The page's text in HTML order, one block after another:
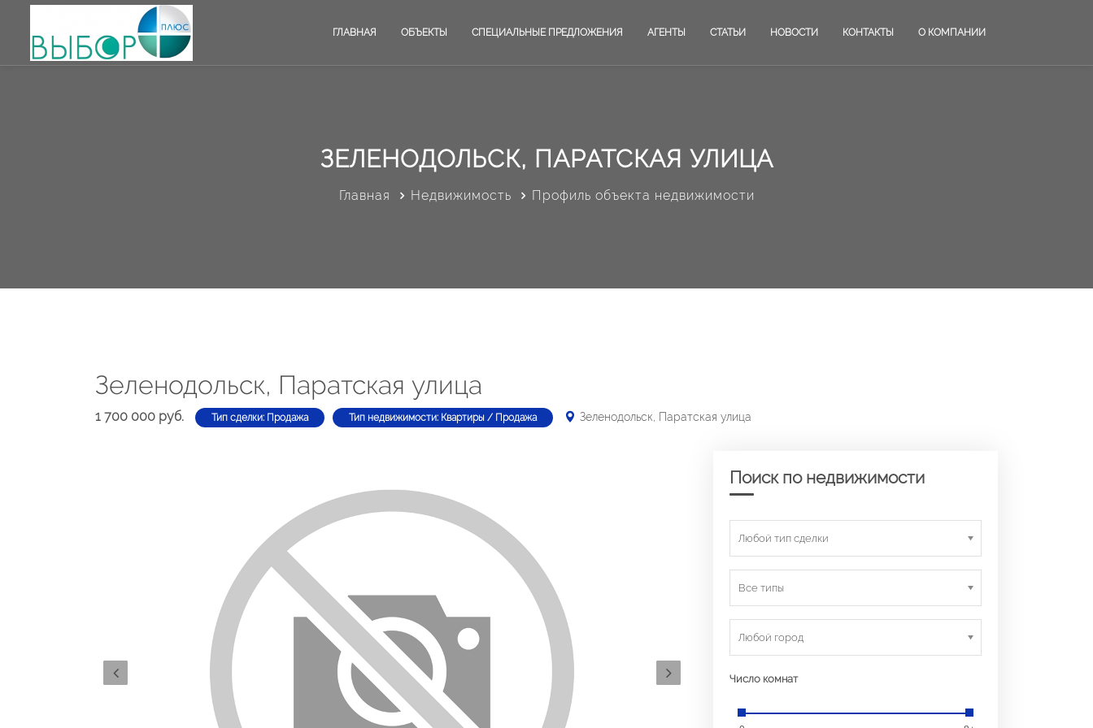
ГЛАВНАЯ ОБЪЕКТЫ СПЕЦИАЛЬНЫЕ ПРЕДЛОЖЕНИЯ АГЕНТЫ СТАТЬИ НОВОСТИ КОНТАКТЫ О КОМПАНИИ
ЗЕЛЕНОДОЛЬСК, ПАРАТСКАЯ УЛИЦА
Главная Недвижимость Профиль объекта недвижимости
Зеленодольск, Паратская улица
1 700 000 руб. Тип сделки: Продажа Тип недвижимости: Квартиры / Продажа Зеленодольск, Паратская улица
Поиск по недвижимости
Любой тип сделки
Все типы
Любой город
Число комнат